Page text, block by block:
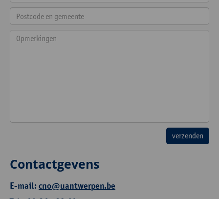
Contactgevens
E-mail:cno@uantwerpen.be